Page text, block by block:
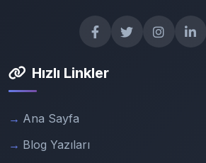
Hızlı Linkler
Ana Sayfa
Blog Yazıları